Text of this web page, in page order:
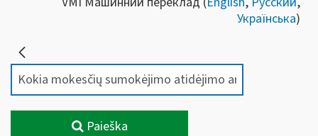
Українська)
Paieška